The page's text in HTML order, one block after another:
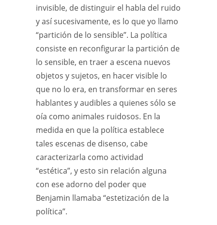
invisible, de distinguir el habla del ruido
y así sucesivamente, es lo que yo llamo
“partición de lo sensible”. La política
consiste en reconfigurar la partición de
lo sensible, en traer a escena nuevos
objetos y sujetos, en hacer visible lo
que no lo era, en transformar en seres
hablantes y audibles a quienes sólo se
oía como animales ruidosos. En la
medida en que la política establece
tales escenas de disenso, cabe
caracterizarla como actividad
“estética”, y esto sin relación alguna
con ese adorno del poder que
Benjamin llamaba “estetización de la
política”.